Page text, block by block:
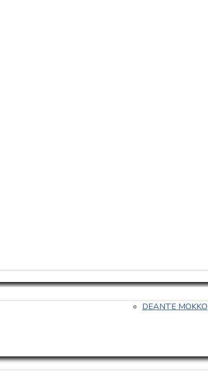
DEANTE MOKKO